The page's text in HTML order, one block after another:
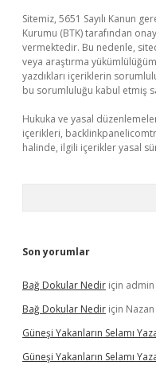
Sitemiz, 5651 Sayılı Kanun
Kurumu (BTK) tarafından
vermektedir. Bu nedenle,
veya araştırma
yazdıkları içeriklerin
bu sorumluluğu kabul etmiş
Hukuka ve yasal
içerikleri,
halinde, ilgili içerikler yasal
Son yorumlar
Bağ Dokular Nedir için admin
Bağ Dokular Nedir için Nazan
Güneşi Yakanların Selamı
Güneşi Yakanların Selamı